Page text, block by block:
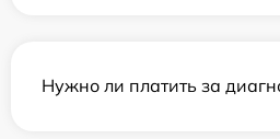
Нужно ли платить за